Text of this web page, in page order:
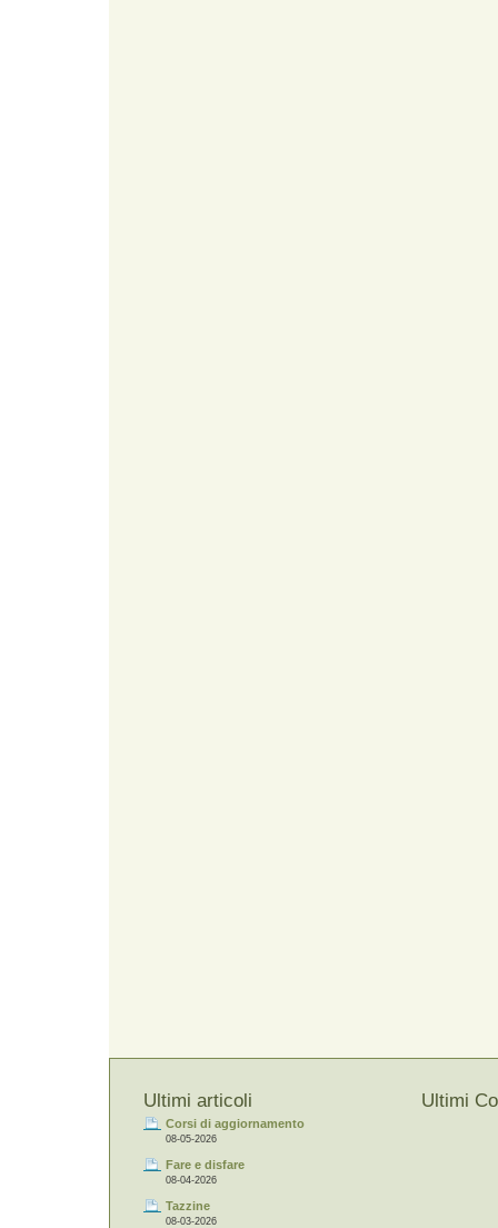
Ultimi articoli
Corsi di aggiornamento
08-05-2026
Fare e disfare
08-04-2026
Tazzine
08-03-2026
Ultimi